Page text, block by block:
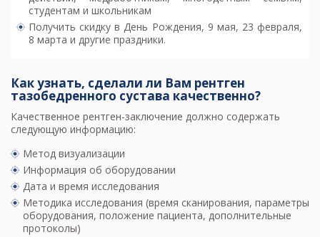
студентам и школьникам
Получить скидку в День Рождения, 9 мая, 23 февраля,
8 марта и другие праздники.
Как узнать, сделали ли Вам рентген
тазобедренного сустава качественно?
Качественное рентген-заключение должно содержать
следующую информацию:
Метод визуализации
Информация об оборудовании
Дата и время исследования
Методика исследования (время сканирования, параметры
оборудования, положение пациента, дополнительные
протоколы)